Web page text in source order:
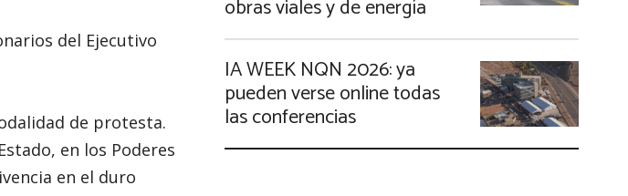
del Ejecutivo
de protesta.
en los Poderes
en el duro
obras viales y de energía
IA WEEK NQN 2026: ya
pueden verse online todas
las conferencias